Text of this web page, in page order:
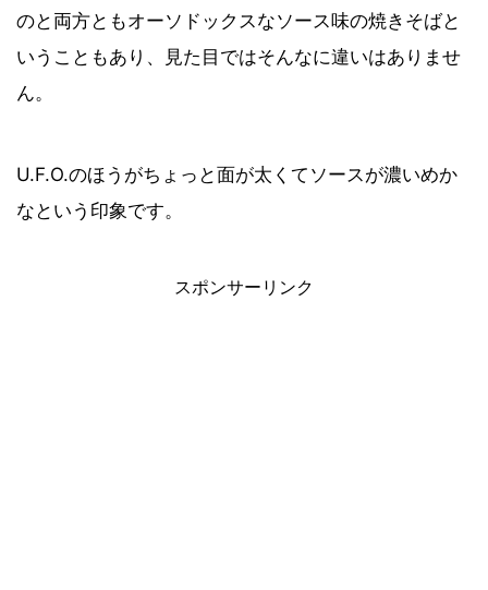
のと両方ともオーソドックスなソース味の焼きそばと
いうこともあり、見た目ではそんなに違いはありませ
ん。
U.F.O.のほうがちょっと面が太くてソースが濃いめか
なという印象です。
スポンサーリンク